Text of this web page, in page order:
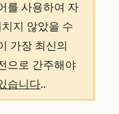
를 사용하여 자
지 않았을 수
가장 최신의
으로 간주해야
습니다..